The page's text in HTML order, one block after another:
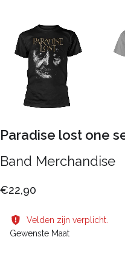
Paradise lost one
Band Merchandise
€22,90
Velden zijn verplicht.
Gewenste Maat